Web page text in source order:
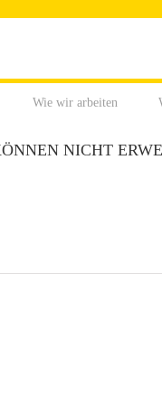
Wie wir arbeiten
NICHT